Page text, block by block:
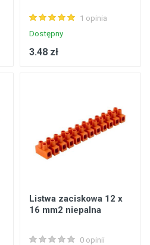
1 opinia
Dostępny
3.48 zł
Listwa zaciskowa 12 x
16 mm2 niepalna
0 opinii